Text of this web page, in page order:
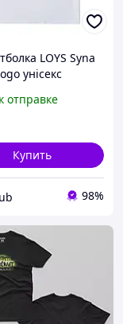
LOYS Syna
унісекс
отправке
Купить
98%